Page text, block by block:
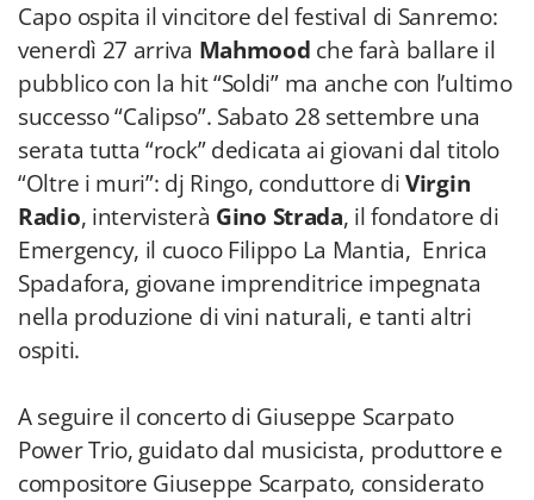
Capo ospita il vincitore del festival di Sanremo:
venerdì 27 arriva Mahmood che farà ballare il
pubblico con la hit “Soldi” ma anche con l’ultimo
successo “Calipso”. Sabato 28 settembre una
serata tutta “rock” dedicata ai giovani dal titolo
“Oltre i muri”: dj Ringo, conduttore diVirgin
Radio, intervisterà Gino Strada, il fondatore di
Emergency, il cuoco Filippo La Mantia, Enrica
Spadafora, giovane imprenditrice impegnata
nella produzione di vini naturali, e tanti altri
ospiti.
A seguire il concerto di Giuseppe Scarpato
Power Trio, guidato dal musicista, produttore e
compositore Giuseppe Scarpato, considerato